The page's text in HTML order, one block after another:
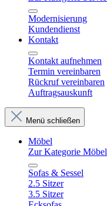
Modernisierung
Kundendienst
Kontakt
Kontakt aufnehmen
Termin vereinbaren
Rückruf vereinbaren
Auftragsauskunft
Menü schließen
Möbel
Zur Kategorie Möbel
Sofas & Sessel
2.5 Sitzer
3.5 Sitzer